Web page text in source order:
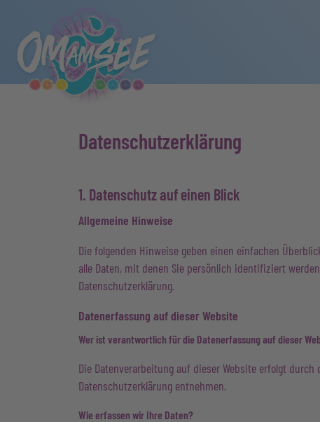
Datenschutz­erklärung
1. Datenschutz auf einen Blick
Allgemeine Hinweise
Die folgenden Hinweise geben einen einfachen
alle Daten, mit denen Sie persönlich identifiziert
Datenschutzerklärung.
Datenerfassung auf dieser Website
Wer ist verantwortlich für die Datenerfassung auf dieser
Die Datenverarbeitung auf dieser Website erfolgt
Datenschutzerklärung entnehmen.
Wie erfassen wir Ihre Daten?